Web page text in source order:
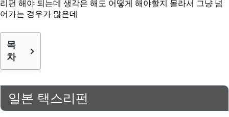
리펀 해야 되는데 생각은 해도 어떻게 해야할지 몰라서 그냥 넘
어가는 경우가 많은데
목
차
일본 택스리펀